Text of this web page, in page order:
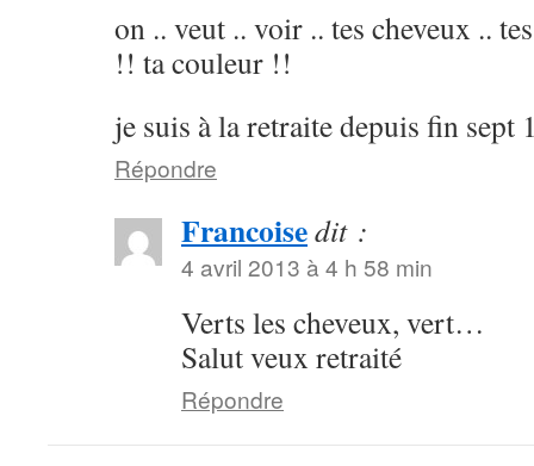
on .. veut .. voir .. tes cheveux ..
!! ta couleur !!
je suis à la retraite depuis fin sept
Répondre
Francoisedit :
4 avril 2013 à 4 h 58 min
Verts les cheveux, vert…
Salut veux retraité
Répondre